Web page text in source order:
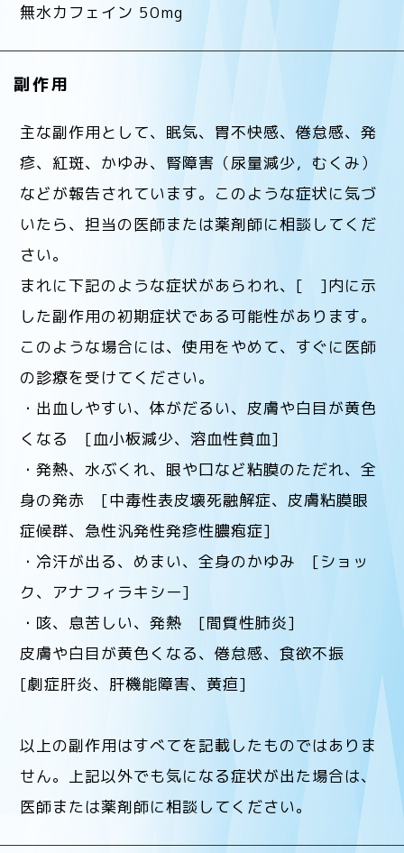
無水カフェイン 50mg
副作用
主な副作用として、眠気、胃不快感、倦怠感、発
疹、紅斑、かゆみ、腎障害（尿量減少，むくみ）
などが報告されています。このような症状に気づ
いたら、担当の医師または薬剤師に相談してくだ
さい。
まれに下記のような症状があらわれ、[ ]内に示
した副作用の初期症状である可能性があります。
このような場合には、使用をやめて、すぐに医師
の診療を受けてください。
・出血しやすい、体がだるい、皮膚や白目が黄色
くなる [血小板減少、溶血性貧血]
・発熱、水ぶくれ、眼や口など粘膜のただれ、全
身の発赤 [中毒性表皮壊死融解症、皮膚粘膜眼
症候群、急性汎発性発疹性膿疱症]
・冷汗が出る、めまい、全身のかゆみ [ショッ
ク、アナフィラキシー]
・咳、息苦しい、発熱 [間質性肺炎]
皮膚や白目が黄色くなる、倦怠感、食欲不振
[劇症肝炎、肝機能障害、黄疸]
以上の副作用はすべてを記載したものではありま
せん。上記以外でも気になる症状が出た場合は、
医師または薬剤師に相談してください。